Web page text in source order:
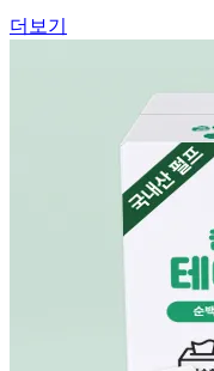
더보기